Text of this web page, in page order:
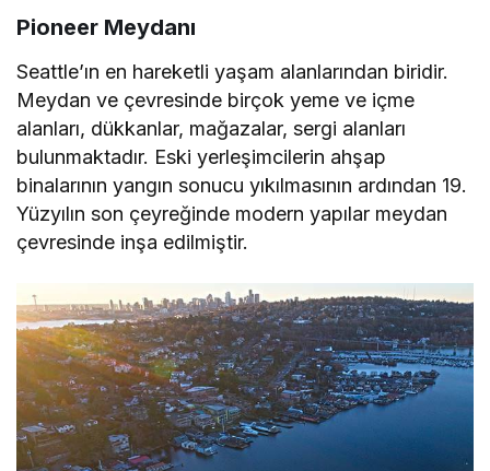
Pioneer Meydanı
Seattle’ın en hareketli yaşam alanlarından biridir.
Meydan ve çevresinde birçok yeme ve içme
alanları, dükkanlar, mağazalar, sergi alanları
bulunmaktadır. Eski yerleşimcilerin ahşap
binalarının yangın sonucu yıkılmasının ardından 19.
Yüzyılın son çeyreğinde modern yapılar meydan
çevresinde inşa edilmiştir.